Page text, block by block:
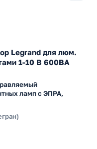
Legrand для люм.
1-10 В 600ВА
ламп с ЭПРА,